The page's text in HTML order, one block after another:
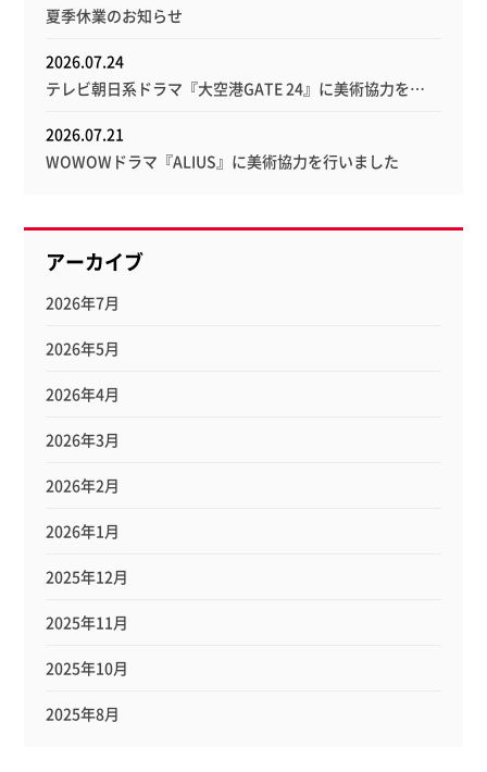
夏季休業のお知らせ
2026.07.24
テレビ朝日系ドラマ『大空港GATE 24』に美術協力を…
2026.07.21
WOWOWドラマ『ALIUS』に美術協力を行いました
アーカイブ
2026年7月
2026年5月
2026年4月
2026年3月
2026年2月
2026年1月
2025年12月
2025年11月
2025年10月
2025年8月